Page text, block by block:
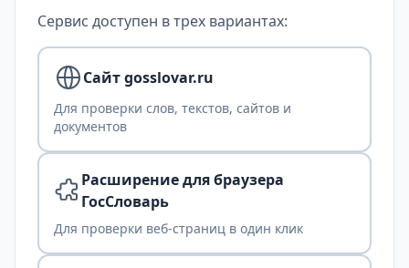
Сервис доступен в трех вариантах:
Сайт gosslovar.ru
Для проверки слов, текстов, сайтов и
документов
Расширение для браузера
ГосСловарь
Для проверки веб-страниц в один клик